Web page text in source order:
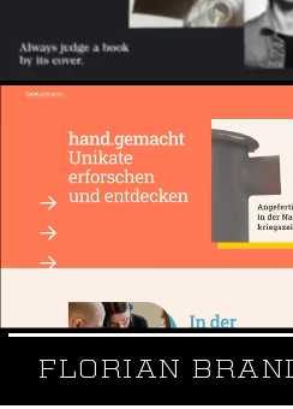
hand.gemacht ist ein
Digitalisierung
Craft CMS
Webseite:
FLORIAN